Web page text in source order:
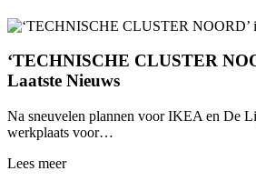
‘TECHNISCHE CLUSTER
Laatste Nieuws
Na sneuvelen plannen voor IKEA en De
werkplaats voor…
Lees meer